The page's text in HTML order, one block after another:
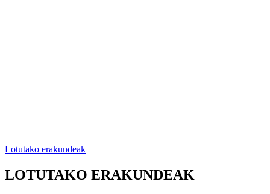
Lotutako erakundeak
LOTUTAKO ERAKUNDEAK